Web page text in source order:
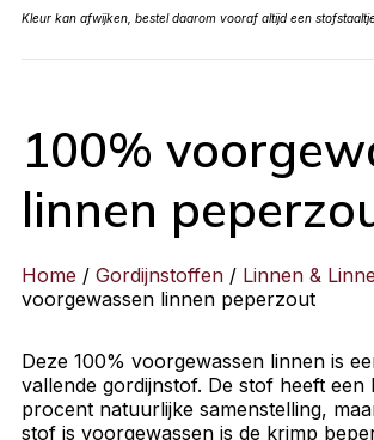
Kleur kan afwijken, bestel daarom vooraf altijd een stofstaaltje
100%
linnen
Home / Gordijnstoffen / Linnen &
voorgewassen linnen peperzout
Deze 100% voorgewassen linnen is
vallende gordijnstof. De stof heeft een
procent natuurlijke samenstelling,
stof is voorgewassen is de krimp